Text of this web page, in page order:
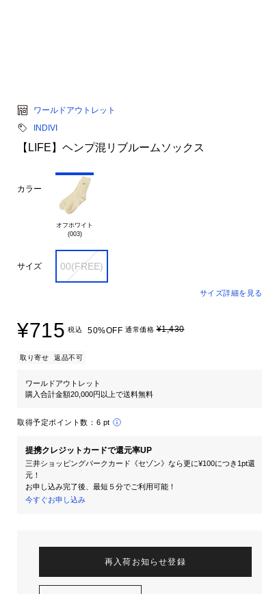
ワールドアウトレット
INDIVI
【LIFE】ヘンプ混リブルームソックス
カラー
オフホワイト
(003)
サイズ 00(FREE)
サイズ詳細を見る
¥715 税込 50%OFF 通常価格¥1,430
取り寄せ 返品不可
ワールドアウトレット
購入合計金額20,000円以上で送料無料
取得予定ポイント数： 6 pt
提携クレジットカードで還元率UP
三井ショッピングパークカード《セゾン》なら更に¥100につき1pt還
元！
お申し込み完了後、最短５分でご利用可能！
今すぐお申し込み
再入荷お知らせ登録